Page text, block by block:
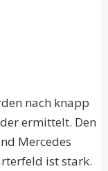
nach knapp
ermittelt. Den
Mercedes
ist stark.